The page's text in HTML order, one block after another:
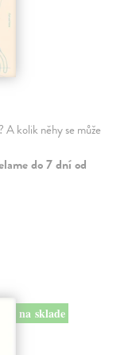
A kolik něhy se může
do 7 dní od
na sklade